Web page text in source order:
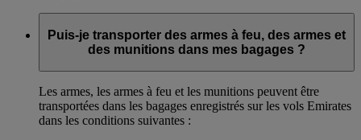
Puis-je transporter des armes à feu, des armes et
des munitions dans mes bagages ?
Les armes, les armes à feu et les munitions peuvent être
transportées dans les bagages enregistrés sur les vols Emirates
dans les conditions suivantes :